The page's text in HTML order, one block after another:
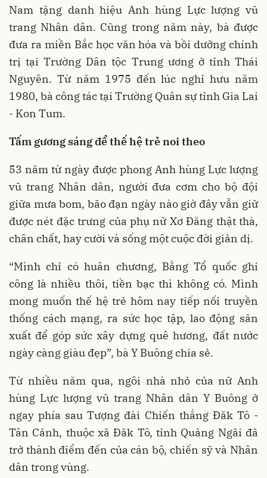
Nam tặng danh hiệu Anh hùng Lực lượng vũ
trang Nhân dân. Cũng trong năm này, bà được
đưa ra miền Bắc học văn hóa và bồi dưỡng chính
trị tại Trường Dân tộc Trung ương ở tỉnh Thái
Nguyên. Từ năm 1975 đến lúc nghỉ hưu năm
1980, bà công tác tại Trường Quân sự tỉnh Gia Lai
- Kon Tum.
Tấm gương sáng để thế hệ trẻ noi theo
53 năm từ ngày được phong Anh hùng Lực lượng
vũ trang Nhân dân, người đưa cơm cho bộ đội
giữa mưa bom, bão đạn ngày nào giờ đây vẫn giữ
được nét đặc trưng của phụ nữ Xơ Đăng thật thà,
chân chất, hay cười và sống một cuộc đời giản dị.
“Mình chỉ có huân chương, Bằng Tổ quốc ghi
công là nhiều thôi, tiền bạc thì không có. Mình
mong muốn thế hệ trẻ hôm nay tiếp nối truyền
thống cách mạng, ra sức học tập, lao động sản
xuất để góp sức xây dựng quê hương, đất nước
ngày càng giàu đẹp”, bà Y Buông chia sẻ.
Từ nhiều năm qua, ngôi nhà nhỏ của nữ Anh
hùng Lực lượng vũ trang Nhân dân Y Buông ở
ngay phía sau Tượng đài Chiến thắng Đăk Tô -
Tân Cảnh, thuộc xã Đăk Tô, tỉnh Quảng Ngãi đã
trở thành điểm đến của cán bộ, chiến sỹ và Nhân
dân trong vùng.